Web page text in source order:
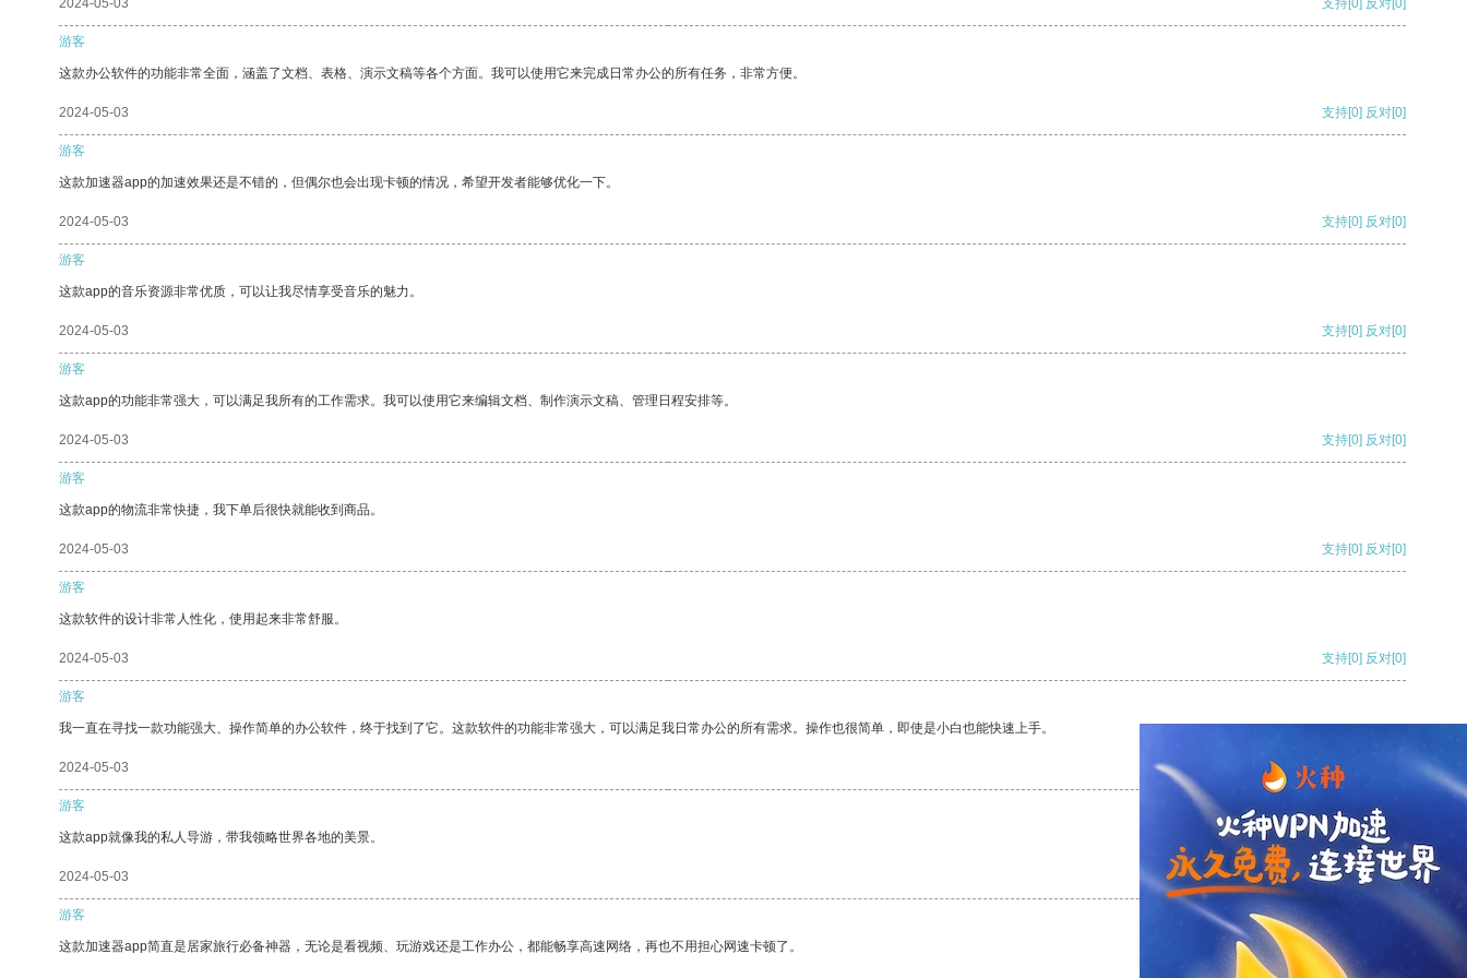
2024-05-03 支持[0] 反对[0]
游客
这款办公软件的功能非常全面，涵盖了文档、表格、演示文稿等各个方面。我可以使用它来完成日常办公的所有任务，非常方便。
2024-05-03 支持[0] 反对[0]
游客
这款加速器app的加速效果还是不错的，但偶尔也会出现卡顿的情况，希望开发者能够优化一下。
2024-05-03 支持[0] 反对[0]
游客
这款app的音乐资源非常优质，可以让我尽情享受音乐的魅力。
2024-05-03 支持[0] 反对[0]
游客
这款app的功能非常强大，可以满足我所有的工作需求。我可以使用它来编辑文档、制作演示文稿、管理日程安排等。
2024-05-03 支持[0] 反对[0]
游客
这款app的物流非常快捷，我下单后很快就能收到商品。
2024-05-03 支持[0] 反对[0]
游客
这款软件的设计非常人性化，使用起来非常舒服。
2024-05-03 支持[0] 反对[0]
游客
我一直在寻找一款功能强大、操作简单的办公软件，终于找到了它。这款软件的功能非常强大，可以满足我日常办公的所有需求。操作也很简单，即使是小白也能快速上手。
2024-05-03 支持
游客
这款app就像我的私人导游，带我领略世界各地的美景。
2024-05-03 支持[0] 反对[0]
游客
这款加速器app简直是居家旅行必备神器，无论是看视频、玩游戏还是工作办公，都能畅享高速网络，再也不用担心网速卡顿了。